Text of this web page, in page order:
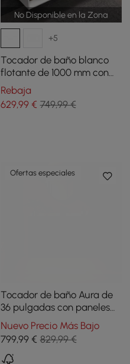
No Disponible en la Zona
+5
Tocador de baño blanco
flotante de 1000 mm con
lavabo de piedra
sinterizada
Rebaja
629,99€ 749,99 €
Ofertas especiales
Tocador de baño Aura de
36 pulgadas con paneles
de listones de madera de
fresno claro en la parte
superior de travertino
sintético
Nuevo Precio Más Bajo
799,99€ 829,99 €